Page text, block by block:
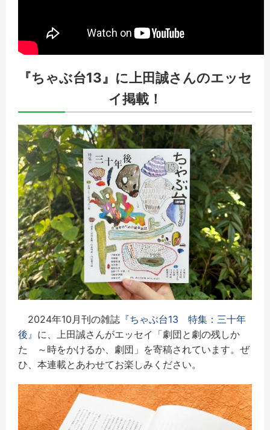
『ちゃぶ台13』に上田誠さんのエッセ
イ掲載！
2024年10月刊の雑誌 『ちゃぶ台13 特集：三十年
後』 に、上田誠さんがエッセイ「劇団と劇の残しか
た ～時をかけるか、劇団」を寄稿されています。ぜ
ひ、本連載とあわせてお楽しみください。